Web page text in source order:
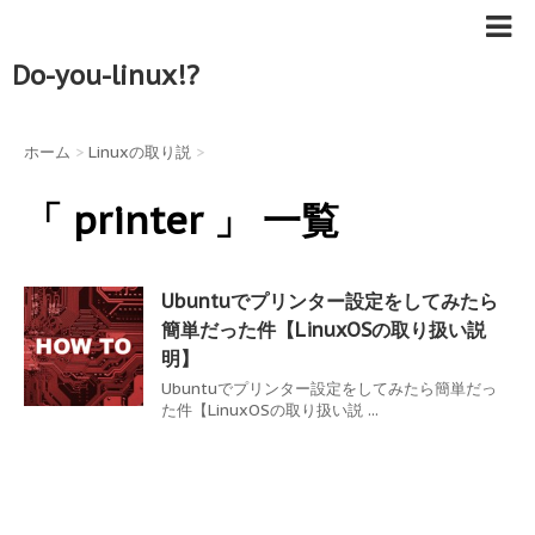
Do-you-linux!?
ホーム > Linuxの取り説 >
「 printer 」 一覧
Ubuntuでプリンター設定をしてみたら
簡単だった件【LinuxOSの取り扱い説
明】
Ubuntuでプリンター設定をしてみたら簡単だっ
た件【LinuxOSの取り扱い説 ...